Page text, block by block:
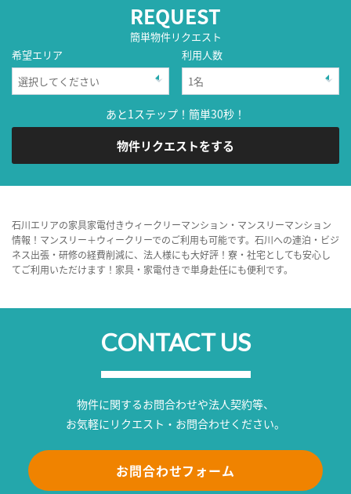
REQUEST
簡単物件リクエスト
希望エリア
利用人数
あと1ステップ！簡単30秒！
物件リクエストをする
石川エリアの家具家電付きウィークリーマンション・マンスリーマンション
情報！マンスリー＋ウィークリーでのご利用も可能です。石川への連泊・ビジ
ネス出張・研修の経費削減に、法人様にも大好評！寮・社宅としても安心し
てご利用いただけます！家具・家電付きで単身赴任にも便利です。
CONTACT US
物件に関するお問合わせや法人契約等、
お気軽にリクエスト・お問合わせください。
お問合わせフォーム